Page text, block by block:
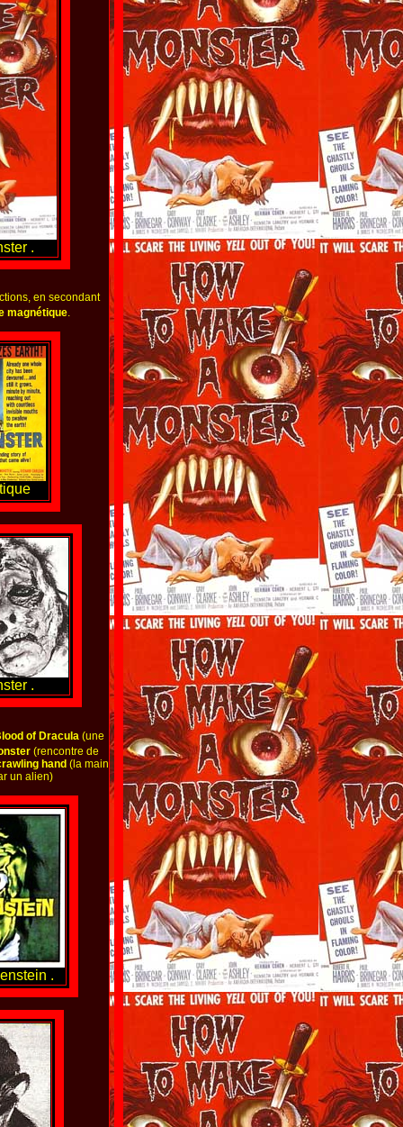
.
en secondant
magnétique.
.
of Dracula (une
(rencontre de
hand (la main
un alien)
.